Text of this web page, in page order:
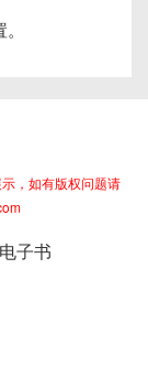
，如有版权问题请
子书